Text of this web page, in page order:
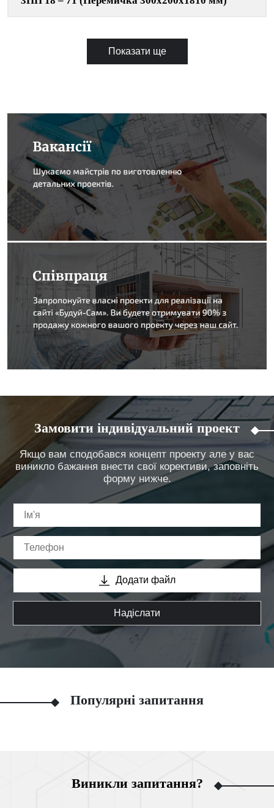
Показати ще
Замовити індивідуальний проект
Якщо вам сподобався концепт проекту але у вас
виникло бажання внести свої корективи, заповніть
форму нижче.
Додати файл
Надіслати
Популярні запитання
Виникли запитання?